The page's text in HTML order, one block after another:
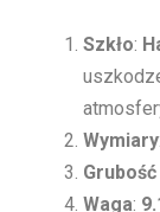
Szkło:
Wymiary:
Waga: